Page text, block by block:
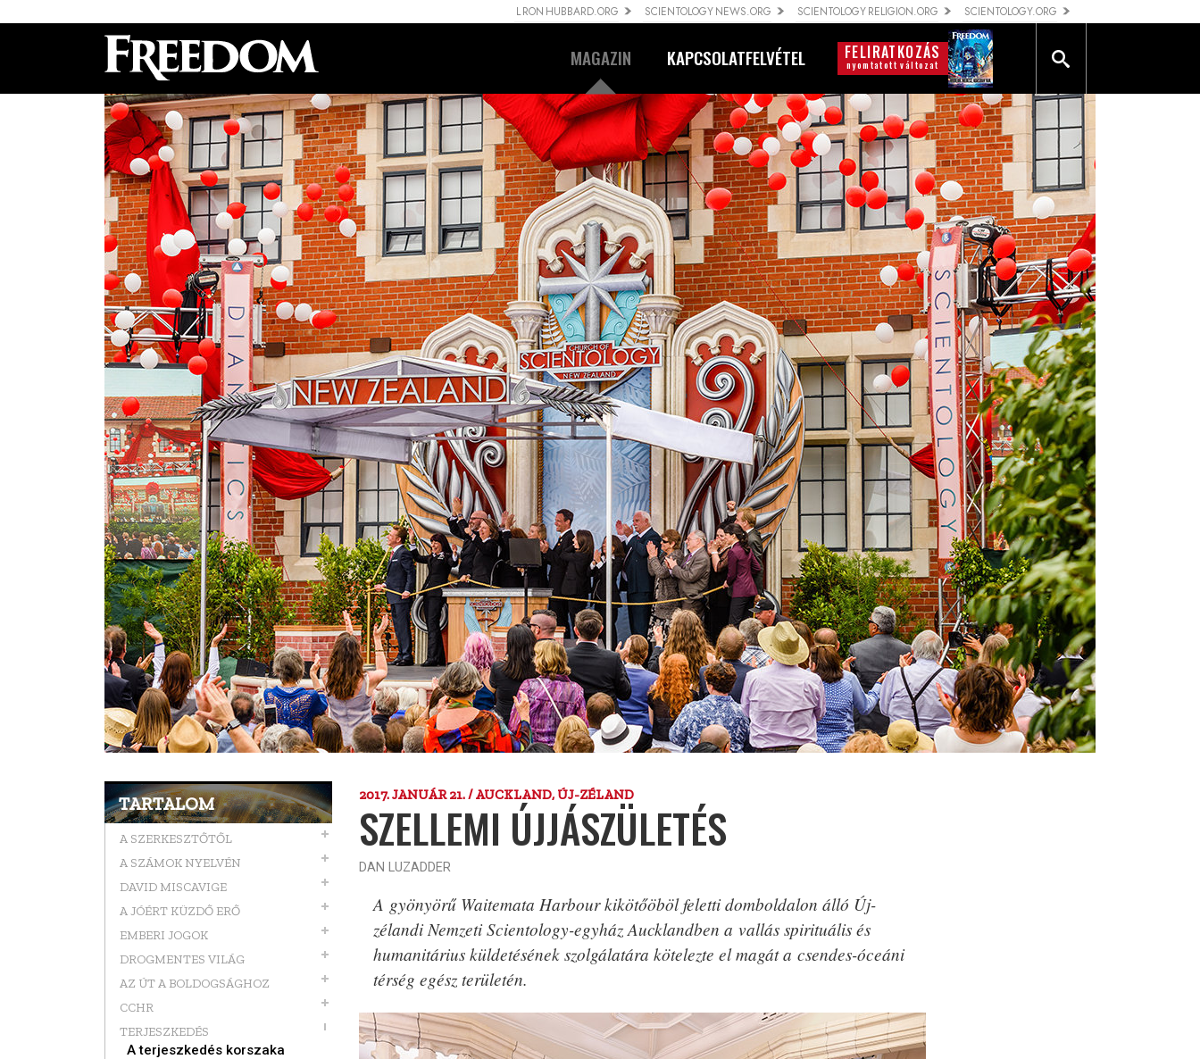
L RON HUBBARD.ORG SCIENTOLOGY NEWS.ORG SCIENTOLOGY RELIGION.ORG SCIENTOLOGY.ORG
MAGAZIN KAPCSOLATFELVÉTEL FELIRATKOZÁS
nyomtatott változat
TARTALOM
A SZERKESZTŐTŐL
A SZÁMOK NYELVÉN
DAVID MISCAVIGE
A JÓÉRT KÜZDŐ ERŐ
EMBERI JOGOK
DROGMENTES VILÁG
AZ ÚT A BOLDOGSÁGHOZ
CCHR
TERJESZKEDÉS
A terjeszkedés korszaka
2017. JANUÁR 21. / AUCKLAND, ÚJ-ZÉLAND
SZELLEMI ÚJJÁSZÜLETÉS
DAN LUZADDER
A gyönyörű Waitemata Harbour kikötőöböl feletti domboldalon álló Új-
zélandi Nemzeti Scientology-egyház Aucklandben a vallás spirituális és
humanitárius küldetésének szolgálatára kötelezte el magát a csendes-óceáni
térség egész területén.